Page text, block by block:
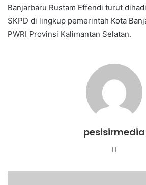
Banjarbaru Rustam Effendi turut
SKPD di lingkup pemerintah Kota
PWRI Provinsi Kalimantan Selatan.
pesisirmedia
Website